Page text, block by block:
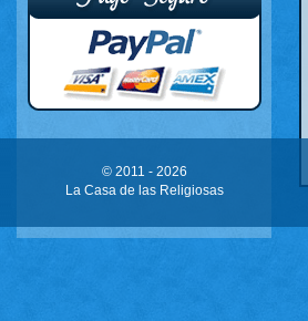
© 2011 -2026
La Casa de las Religiosas